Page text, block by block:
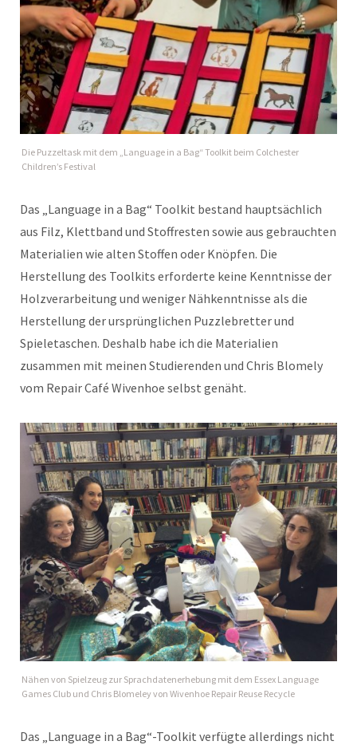
Die Puzzeltask mit dem „Language in a Bag“ Toolkit beim Colchester
Children’s Festival
Das „Language in a Bag“ Toolkit bestand hauptsächlich
aus Filz, Klettband und Stoffresten sowie aus gebrauchten
Materialien wie alten Stoffen oder Knöpfen. Die
Herstellung des Toolkits erforderte keine Kenntnisse der
Holzverarbeitung und weniger Nähkenntnisse als die
Herstellung der ursprünglichen Puzzlebretter und
Spieletaschen. Deshalb habe ich die Materialien
zusammen mit meinen Studierenden und Chris Blomely
vom Repair Café Wivenhoe selbst genäht.
Nähen von Spielzeug zur Sprachdatenerhebung mit dem Essex Language
Games Club und Chris Blomeley von Wivenhoe Repair Reuse Recycle
Das „Language in a Bag“-Toolkit verfügte allerdings nicht